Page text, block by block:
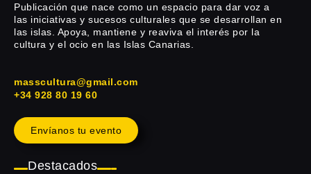
Publicación que nace como un espacio para dar voz a
las iniciativas y sucesos culturales que se desarrollan en
las islas. Apoya, mantiene y reaviva el interés por la
cultura y el ocio en las Islas Canarias.
masscultura@gmail.com
+34 928 80 19 60
Envíanos tu evento
Destacados